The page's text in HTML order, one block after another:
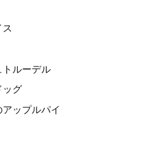
ルーデル
ッグ
ップルパイ